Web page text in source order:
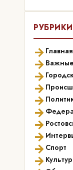
РУБРИКИ
→
→
→
→
→
→
→
→
→ Спорт
→